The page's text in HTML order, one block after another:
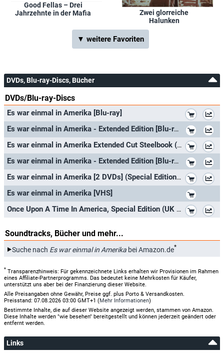
Good Fellas – Drei
Jahrzehnte in der Mafia
Zwei glorreiche
Halunken
▼ weitere Favoriten
DVDs, Blu-ray-Discs, Bücher
DVDs/Blu-ray-Discs
Es war einmal in Amerika [Blu-ray]
Es war einmal in Amerika - Extended Edition [Blu-ray] (Director's Cut)
Es war einmal in Amerika Extended Cut Steelbook (exklusiv bei Amazon.de)
Es war einmal in Amerika - Extended Edition [Blu-ray] [Director's Cut]
Es war einmal in Amerika [2 DVDs] (Special Edition)Harry Grey
Es war einmal in Amerika [VHS]
Once Upon A Time In America, Special Edition (UK Import)
Soundtracks, Bücher und mehr...
Suche nach Es war einmal in Amerika bei Amazon.de*
* Transparenzhinweis: Für gekennzeichnete Links erhalten wir Provisionen im Rahmen
eines Affiliate-Partnerprogramms. Das bedeutet keine Mehrkosten für Käufer,
unterstützt uns aber bei der Finanzierung dieser Website.
Alle Preisangaben ohne Gewähr, Preise ggf. plus Porto & Versandkosten.
Preisstand: 07.08.2026 03:00 GMT+1 (Mehr Informationen)
Bestimmte Inhalte, die auf dieser Website angezeigt werden, stammen von Amazon.
Diese Inhalte werden "wie besehen" bereitgestellt und können jederzeit geändert oder
entfernt werden.
Links